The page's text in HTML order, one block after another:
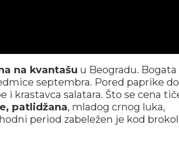
na kvantašu u Beogradu. Bogata
septembra. Pored paprike
i krastavca salatara. Što se cena
patlidžana, mladog crnog luka,
period zabeležen je kod